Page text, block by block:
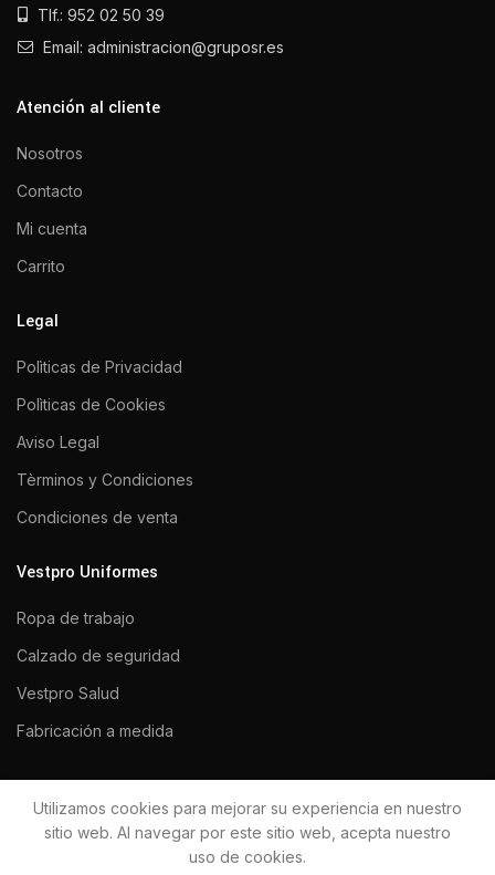
Tlf.: 952 02 50 39
Email: administracion@gruposr.es
Atención al cliente
Nosotros
Contacto
Mi cuenta
Carrito
Legal
Polìticas de Privacidad
Polìticas de Cookies
Aviso Legal
Tèrminos y Condiciones
Condiciones de venta
Vestpro Uniformes
Ropa de trabajo
Calzado de seguridad
Vestpro Salud
Fabricación a medida
VESTPRO UNIFORMES 2020Todos los derechos reservados.
Utilizamos cookies para mejorar su experiencia en nuestro
sitio web. Al navegar por este sitio web, acepta nuestro
uso de cookies.